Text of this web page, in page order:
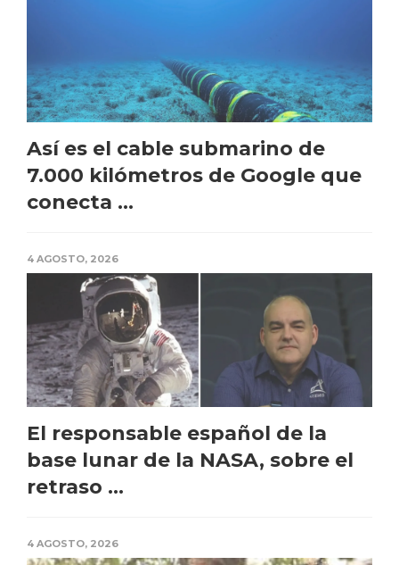
Así es el cable submarino de
7.000 kilómetros de Google que
conecta ...
4 AGOSTO, 2026
El responsable español de la
base lunar de la NASA, sobre el
retraso ...
4 AGOSTO, 2026